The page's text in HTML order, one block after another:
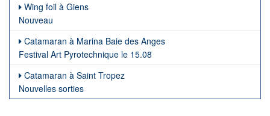
Wing foil à Giens
Nouveau
Catamaran à Marina Baie des Anges
Festival Art Pyrotechnique le 15.08
Catamaran à Saint Tropez
Nouvelles sorties